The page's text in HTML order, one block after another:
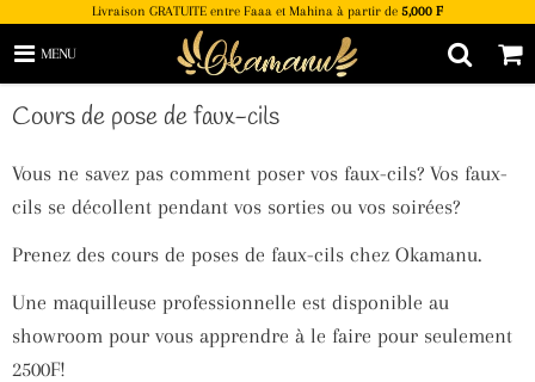
Livraison GRATUITE entre Faaa et Mahina à partir de 5,000 F
MENU
Cours de pose de faux-cils
Vous ne savez pas comment poser vos faux-cils? Vos faux-
cils se décollent pendant vos sorties ou vos soirées?
Prenez des cours de poses de faux-cils chez Okamanu.
Une maquilleuse professionnelle est disponible au
showroom pour vous apprendre à le faire pour seulement
2500F!